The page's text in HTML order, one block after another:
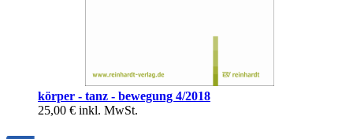
körper - tanz - bewegung 4/2018
25,00 € inkl. MwSt.